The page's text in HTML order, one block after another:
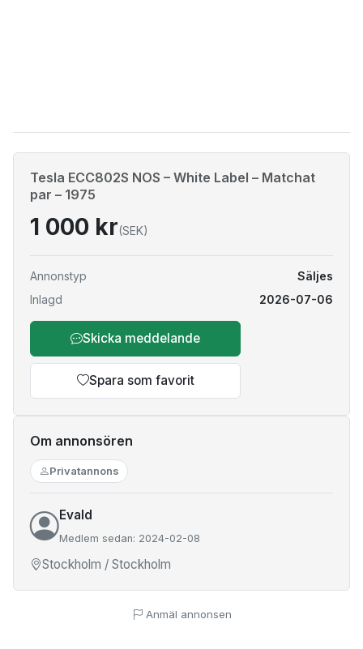
Tesla ECC802S NOS – White Label – Matchat
par – 1975
1 000 kr(SEK)
Annonstyp
Säljes
Inlagd
2026-07-06
Skicka meddelande
Spara som favorit
Om annonsören
Privatannons
Evald
Medlem sedan: 2024-02-08
Stockholm / Stockholm
Anmäl annonsen